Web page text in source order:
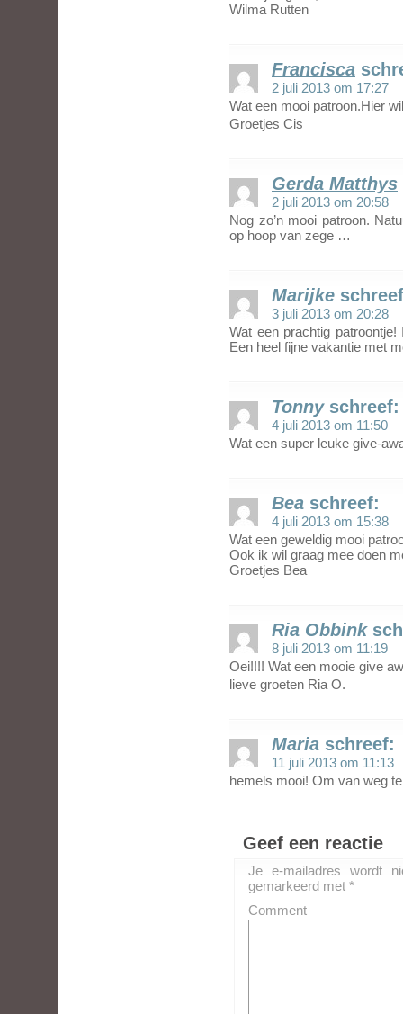
Wilma Rutten
Francisca
2 juli 2013 om 17:27
Wat een mooi patroon.Hier
Groetjes Cis
Gerda Matthys
2 juli 2013 om 20:58
Nog zo’n mooi patroon.
op hoop van zege …
Marijke
3 juli 2013 om 20:28
Wat een prachtig
Een heel fijne vakantie met
Tonny schreef:
4 juli 2013 om 11:50
Wat een super leuke give-
Bea schreef:
4 juli 2013 om 15:38
Wat een geweldig mooi
Ook ik wil graag mee doen
Groetjes Bea
Ria Obbink
8 juli 2013 om 11:19
Oei!!!! Wat een mooie give
lieve groeten Ria O.
Maria schreef:
11 juli 2013 om 11:13
hemels mooi! Om van weg
Geef een reactie
Je e-mailadres wordt
gemarkeerd met *
Comment